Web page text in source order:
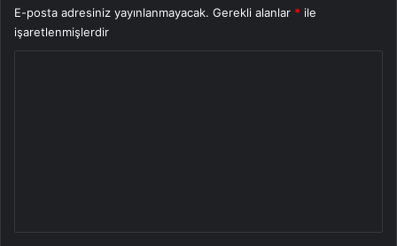
E-posta adresiniz yayınlanmayacak. Gerekli alanlar * ile
işaretlenmişlerdir